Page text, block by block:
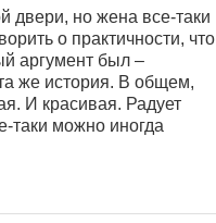
двери, но жена все-таки
о практичности, что
аргумент был –
же история. В общем,
И красивая. Радует
таки можно иногда